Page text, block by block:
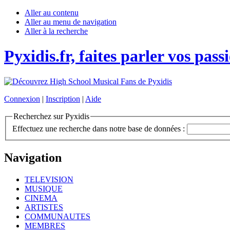
Aller au contenu
Aller au menu de navigation
Aller à la recherche
Pyxidis.fr, faites parler vos
Connexion | Inscription | Aide
Recherchez sur Pyxidis
Effectuez une recherche dans notre base de données :
Navigation
TELEVISION
MUSIQUE
CINEMA
ARTISTES
COMMUNAUTES
MEMBRES